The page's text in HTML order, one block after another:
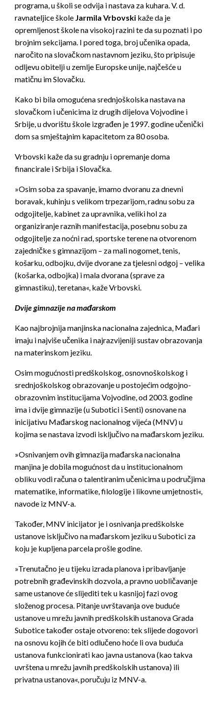
programa, u školi se odvija i nastava za kuhara. V. d.
ravnateljice škole Jarmila Vrbovski kaže da je
opremljenost škole na visokoj razini te da su poznati i po
brojnim sekcijama. I pored toga, broj učenika opada,
naročito na slovačkom nastavnom jeziku, što pripisuje
odljevu obitelji u zemlje Europske unije, najčešće u
matičnu im Slovačku.
Kako bi bila omogućena srednjoškolska nastava na
slovačkom i učenicima iz drugih dijelova Vojvodine i
Srbije, u dvorištu škole izgrađen je 1997. godine učenički
dom sa smještajnim kapacitetom za 80 osoba.
Vrbovski kaže da su gradnju i opremanje doma
financirale i Srbija i Slovačka.
»Osim soba za spavanje, imamo dvoranu za dnevni
boravak, kuhinju s velikom trpezarijom, radnu sobu za
odgojitelje, kabinet za upravnika, veliki hol za
organiziranje raznih manifestacija, posebnu sobu za
odgojitelje za noćni rad, sportske terene na otvorenom
zajedničke s gimnazijom – za mali nogomet, tenis,
košarku, odbojku, dvije dvorane za tjelesni odgoj – velika
(košarka, odbojka) i mala dvorana (sprave za
gimnastiku), teretana«, kaže Vrbovski.
Dvije gimnazije na mađarskom
Kao najbrojnija manjinska nacionalna zajednica, Mađari
imaju i najviše učenika i najrazvijeniji sustav obrazovanja
na materinskom jeziku.
Osim mogućnosti predškolskog, osnovnoškolskog i
srednjoškolskog obrazovanje u postojećim odgojno-
obrazovnim institucijama Vojvodine, od 2003. godine
ima i dvije gimnazije (u Subotici i Senti) osnovane na
inicijativu Mađarskog nacionalnog vijeća (MNV) u
kojima se nastava izvodi isključivo na mađarskom jeziku.
»Osnivanjem ovih gimnazija mađarska nacionalna
manjina je dobila mogućnost da u institucionalnom
obliku vodi računa o talentiranim učenicima u područjima
matematike, informatike, filologije i likovne umjetnosti«,
navode iz MNV-a.
Također, MNV inicijator je i osnivanja predškolske
ustanove isključivo na mađarskom jeziku u Subotici za
koju je kupljena parcela prošle godine.
»Trenutačno je u tijeku izrada planova i pribavljanje
potrebnih građevinskih dozvola, a pravno uobličavanje
same ustanove će slijediti tek u kasnijoj fazi ovog
složenog procesa. Pitanje uvrštavanja ove buduće
ustanove u mrežu javnih predškolskih ustanova Grada
Subotice također ostaje otvoreno: tek slijede dogovori
na osnovu kojih će biti odlučeno hoće li ova buduća
ustanova funkcionirati kao javna ustanova (kao takva
uvrštena u mrežu javnih predškolskih ustanova) ili
privatna ustanova«, poručuju iz MNV-a.